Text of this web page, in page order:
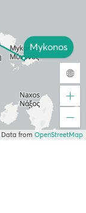
Mykonos
Data from OpenStreetMap